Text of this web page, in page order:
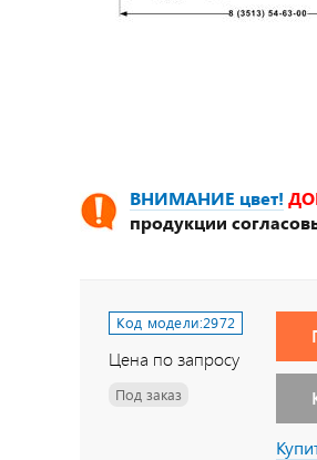
ВНИМАНИЕ цвет!
продукции
Код модели:2972
Цена по запросу
Под заказ